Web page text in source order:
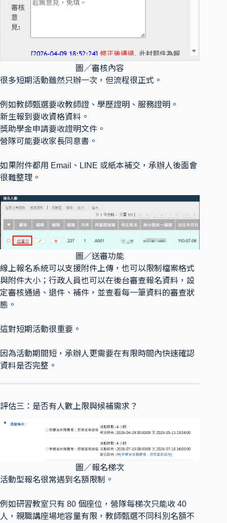
圖／審核內容
很多短期活動雖然只辦一次，但流程很正式。
例如教師甄選要收教師證、學歷證明、服務證明。
新生報到要收資格資料。
獎助學金申請要收證明文件。
營隊可能要收家長同意書。
如果附件都用 Email、LINE 或紙本補交，承辦人後面會
很難整理。
圖／送審功能
線上報名系統可以支援附件上傳，也可以限制檔案格式
與附件大小；行政人員也可以在後台審查報名資料，設
定審核通過、退件、補件，並查看每一筆資料的審查狀
態。
這對短期活動很重要。
因為活動期間短，承辦人更需要在有限時間內快速確認
資料是否完整。
評估三：是否有人數上限與候補需求？
圖／報名梯次
活動型報名很常遇到名額限制。
例如研習教室只有 80 個座位，營隊每梯次只能收 40
人，親職講座場地容量有限，教師甄選不同科別名額不